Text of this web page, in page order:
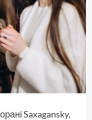
Saxagansky,